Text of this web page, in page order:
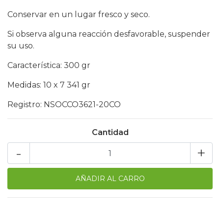
Conservar en un lugar fresco y seco.
Si observa alguna reacción desfavorable, suspender
su uso.
Característica: 300 gr
Medidas: 10 x 7 341 gr
Registro: NSOCCO3621-20CO
Cantidad
+
-